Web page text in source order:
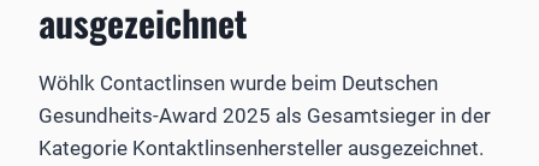
ausgezeichnet
Wöhlk Contactlinsen wurde beim Deutschen
Gesundheits-Award 2025 als Gesamtsieger in der
Kategorie Kontaktlinsenhersteller ausgezeichnet.